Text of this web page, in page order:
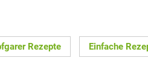
Rezepte Einfache